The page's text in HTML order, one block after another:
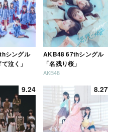
シングル
泣く」
AKB48 67thシングル
「名残り桜」
AKB48
9.24 8.27